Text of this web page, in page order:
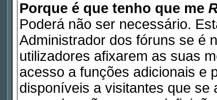
Porque é que tenho que me
Poderá não ser necessário.
Administrador dos fóruns se é
utilizadores afixarem as suas
acesso a funções adicionais e
disponíveis a visitantes que se